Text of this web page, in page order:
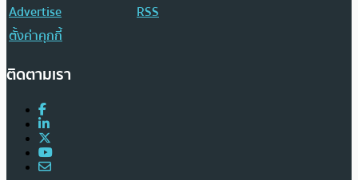
Advertise
RSS
ตั้งค่าคุกกี้
ติดตามเรา